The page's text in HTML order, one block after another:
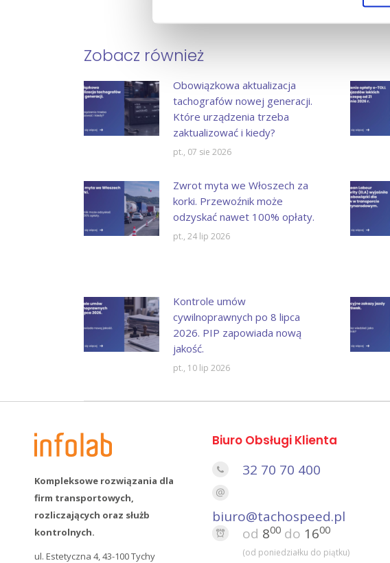
Zobacz również
Obowiązkowa aktualizacja
tachografów nowej generacji.
Które urządzenia trzeba
zaktualizować i kiedy?
pt., 07 sie 2026
Zwrot myta we Włoszech za
korki. Przewoźnik może
odzyskać nawet 100% opłaty.
pt., 24 lip 2026
Kontrole umów
cywilnoprawnych po 8 lipca
2026. PIP zapowiada nową
jakość.
pt., 10 lip 2026
Kompleksowe rozwiązania dla
firm transportowych,
rozliczających oraz służb
kontrolnych.
ul. Estetyczna 4, 43-100 Tychy
Biuro Obsługi Klienta
32 70 70 400
biuro@tachospeed.pl
od 800 do 1600
(od poniedziałku do piątku)